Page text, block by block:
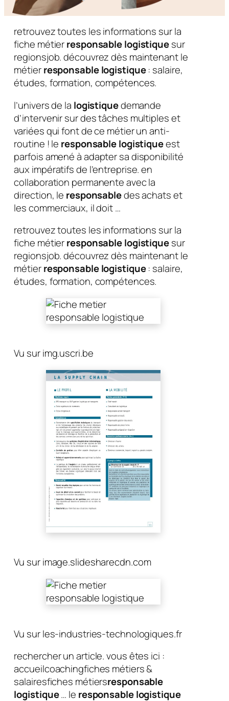
retrouvez toutes les informations sur la
fiche métierresponsable logistiquesur
regionsjob. découvrez dès maintenant le
métierresponsable logistique: salaire,
études, formation, compétences.
l’univers de la logistiquedemande
d’intervenir sur des tâches multiples et
variées qui font de ce métier un anti-
routine ! le responsable logistiqueest
parfois amené à adapter sa disponibilité
aux impératifs de l’entreprise. en
collaboration permanente avec la
direction, le responsabledes achats et
les commerciaux, il doit …
retrouvez toutes les informations sur la
fiche métierresponsable logistiquesur
regionsjob. découvrez dès maintenant le
métierresponsable logistique: salaire,
études, formation, compétences.
Vu sur img.uscri.be
Vu sur image.slidesharecdn.com
Vu sur les-industries-technologiques.fr
rechercher un article. vous êtes ici :
accueilcoachingfiches métiers &
salairesfiches métiersresponsable
logistique… le responsable logistique